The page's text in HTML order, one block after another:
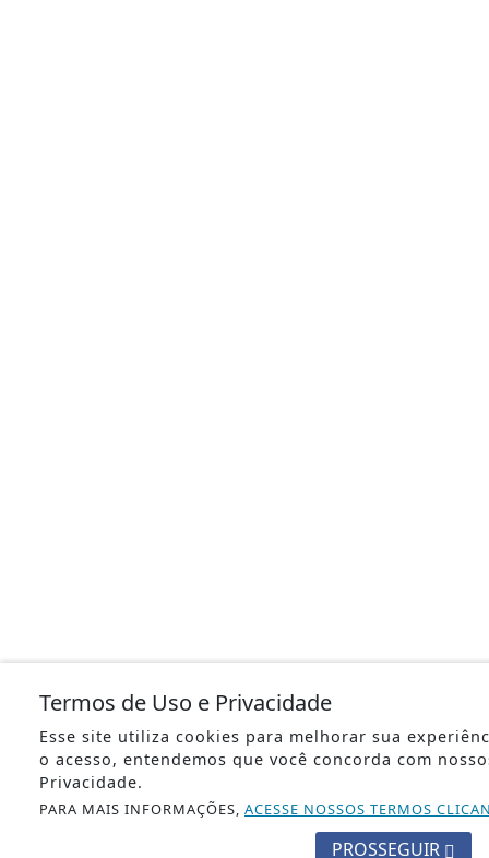
Termos de Uso e Privacidade
Esse site utiliza cookies para melhorar sua
o acesso, entendemos que você concorda com
Privacidade.
PARA MAIS INFORMAÇÕES, ACESSE NOSSOS TERMOS
PROSSEGUIR